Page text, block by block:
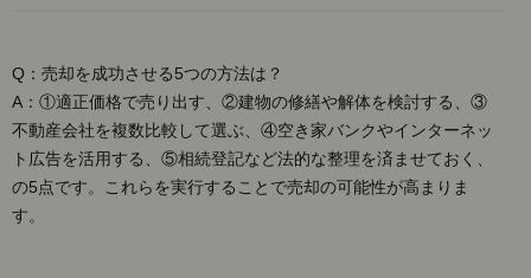
Q：売却を成功させる5つの方法は？
A：①適正価格で売り出す、②建物の修繕や解体を検討する、③
不動産会社を複数比較して選ぶ、④空き家バンクやインターネッ
ト広告を活用する、⑤相続登記など法的な整理を済ませておく、
の5点です。これらを実行することで売却の可能性が高まりま
す。